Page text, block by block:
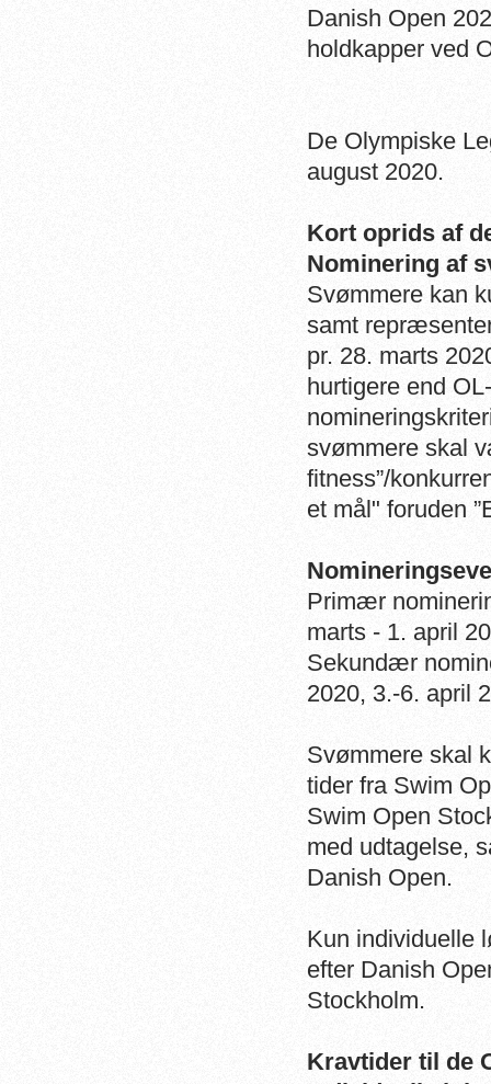
Danish Open
holdkapper ved
De Olympiske
august 2020.
Kort oprids af
Nominering af
Svømmere kan
samt
pr. 28. marts
hurtigere end
svømmere skal
fitness”/
et mål" foruden
Primær
marts - 1. april
Sekundær
2020, 3.-6. april
Svømmere skal
tider fra Swim
Swim Open
med udtagelse,
Danish Open.
Kun individuelle
efter Danish
Stockholm.
Kravtider til de